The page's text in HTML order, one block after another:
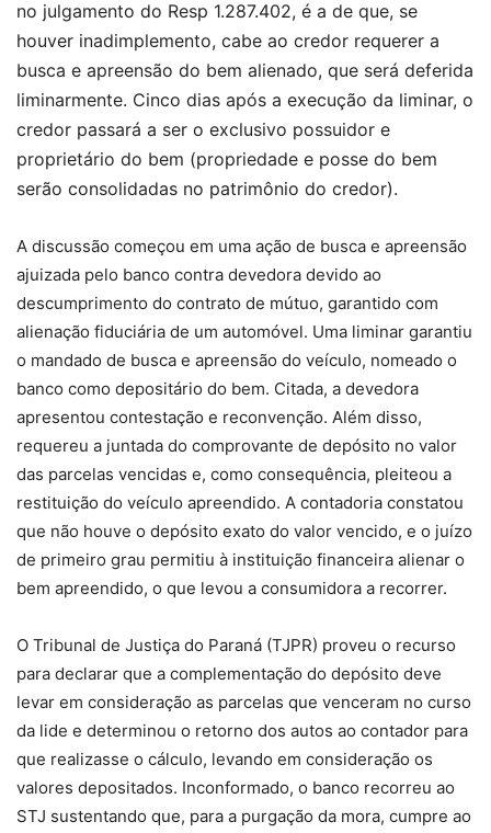
no julgamento do Resp 1.287.402, é a de que, se
houver inadimplemento, cabe ao credor requerer a
busca e apreensão do bem alienado, que será deferida
liminarmente. Cinco dias após a execução da liminar, o
credor passará a ser o exclusivo possuidor e
proprietário do bem (propriedade e posse do bem
serão consolidadas no patrimônio do credor).
A discussão começou em uma ação de busca e apreensão
ajuizada pelo banco contra devedora devido ao
descumprimento do contrato de mútuo, garantido com
alienação fiduciária de um automóvel. Uma liminar garantiu
o mandado de busca e apreensão do veículo, nomeado o
banco como depositário do bem. Citada, a devedora
apresentou contestação e reconvenção. Além disso,
requereu a juntada do comprovante de depósito no valor
das parcelas vencidas e, como consequência, pleiteou a
restituição do veículo apreendido. A contadoria constatou
que não houve o depósito exato do valor vencido, e o juízo
de primeiro grau permitiu à instituição financeira alienar o
bem apreendido, o que levou a consumidora a recorrer.
O Tribunal de Justiça do Paraná (TJPR) proveu o recurso
para declarar que a complementação do depósito deve
levar em consideração as parcelas que venceram no curso
da lide e determinou o retorno dos autos ao contador para
que realizasse o cálculo, levando em consideração os
valores depositados. Inconformado, o banco recorreu ao
STJ sustentando que, para a purgação da mora, cumpre ao